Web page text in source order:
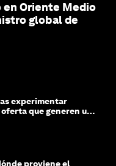
Oriente Medio
global de
experimentar
que generen un
proviene el